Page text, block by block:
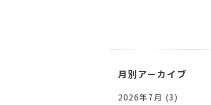
月別アーカイブ
2026年7月 (3)